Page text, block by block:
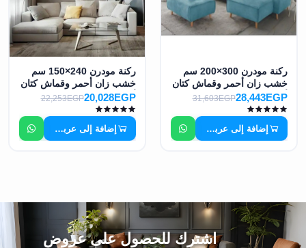
ركنة مودرن 300×200 سم
خشب زان أحمر وقماش كتان
أو قطيفة عالي الجودة MS-
10936
28,443EGP
31,603EGP
إضافة إلى عربة التسوق
ركنة مودرن 240×150 سم
خشب زان أحمر وقماش كتان
أو قطيفة عالي الجودة MS-
10938
20,028EGP
22,253EGP
إضافة إلى عربة التسوق
اشترك للحصول على عروض